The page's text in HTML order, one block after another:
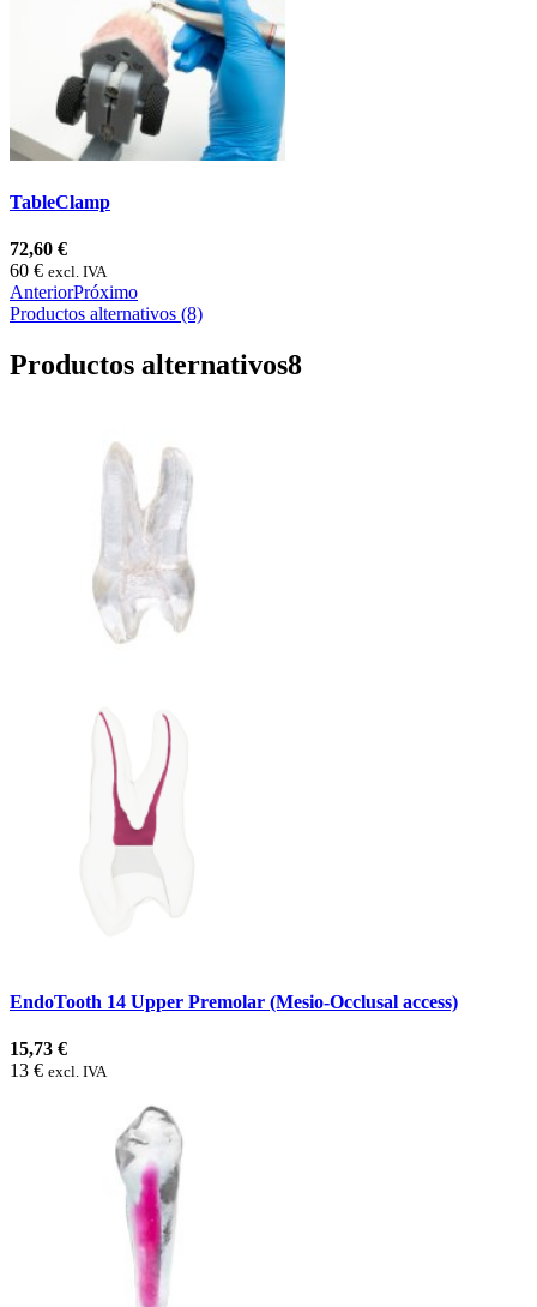
TableClamp
72,60 €
60 € excl. IVA
AnteriorPróximo
Productos alternativos (8)
Productos alternativos8
EndoTooth 14 Upper Premolar (Mesio-Occlusal access)
15,73 €
13 € excl. IVA